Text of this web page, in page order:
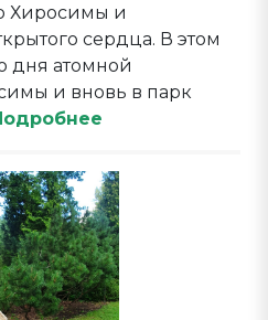
Хиросимы и
сердца. В этом
дня атомной
и вновь в парк